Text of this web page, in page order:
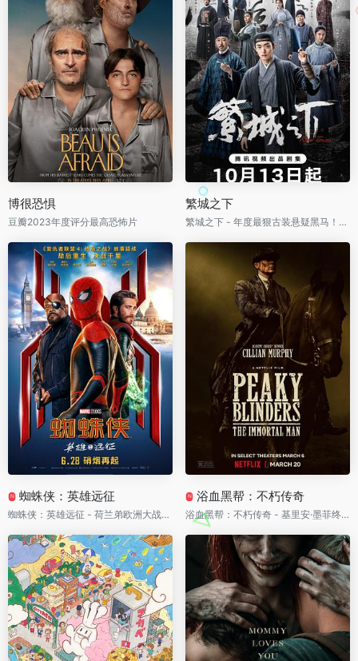
博很恐惧
豆瓣2023年度评分最高恐怖片
繁城之下
繁城之下 - 年度最狠古装悬疑黑马！一具具离奇尸体撕开繁华县城最肮脏的秘密
N 蜘蛛侠：英雄远征
蜘蛛侠：英雄远征 - 荷兰弟欧洲大战神秘客！钢铁侠离去后的第一战，彼得·帕克直接被逼到身份彻底曝光
N 浴血黑帮：不朽传奇
浴血黑帮：不朽传奇 - 基里安·墨菲终极回归！汤米·谢尔比杀回战火中的伯明翰，为家族打响最血腥的最后一战